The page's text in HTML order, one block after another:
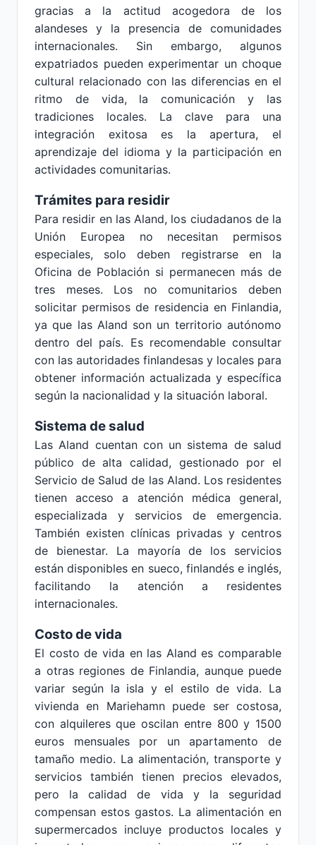
gracias a la actitud acogedora de los
alandeses y la presencia de comunidades
internacionales. Sin embargo, algunos
expatriados pueden experimentar un choque
cultural relacionado con las diferencias en el
ritmo de vida, la comunicación y las
tradiciones locales. La clave para una
integración exitosa es la apertura, el
aprendizaje del idioma y la participación en
actividades comunitarias.
Trámites para residir
Para residir en las Aland, los ciudadanos de la
Unión Europea no necesitan permisos
especiales, solo deben registrarse en la
Oficina de Población si permanecen más de
tres meses. Los no comunitarios deben
solicitar permisos de residencia en Finlandia,
ya que las Aland son un territorio autónomo
dentro del país. Es recomendable consultar
con las autoridades finlandesas y locales para
obtener información actualizada y específica
según la nacionalidad y la situación laboral.
Sistema de salud
Las Aland cuentan con un sistema de salud
público de alta calidad, gestionado por el
Servicio de Salud de las Aland. Los residentes
tienen acceso a atención médica general,
especializada y servicios de emergencia.
También existen clínicas privadas y centros
de bienestar. La mayoría de los servicios
están disponibles en sueco, finlandés e inglés,
facilitando la atención a residentes
internacionales.
Costo de vida
El costo de vida en las Aland es comparable
a otras regiones de Finlandia, aunque puede
variar según la isla y el estilo de vida. La
vivienda en Mariehamn puede ser costosa,
con alquileres que oscilan entre 800 y 1500
euros mensuales por un apartamento de
tamaño medio. La alimentación, transporte y
servicios también tienen precios elevados,
pero la calidad de vida y la seguridad
compensan estos gastos. La alimentación en
supermercados incluye productos locales y